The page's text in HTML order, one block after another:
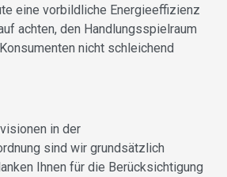
eine vorbildliche Energieeffizienz
achten, den Handlungsspielraum
nicht schleichend
in der
sind wir grundsätzlich
Ihnen für die Berücksichtigung